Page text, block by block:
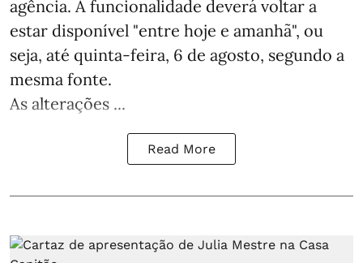
agência. A funcionalidade deverá voltar a
estar disponível "entre hoje e amanhã", ou
seja, até quinta-feira, 6 de agosto, segundo a
mesma fonte.
As alterações ...
Read More